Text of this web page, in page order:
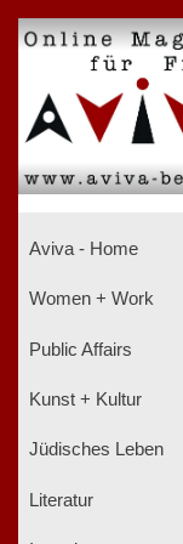
Aviva - Home
Women + Work
Public Affairs
Kunst + Kultur
Jüdisches Leben
Literatur